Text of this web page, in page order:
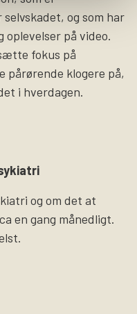
og som har
oplevelser på video.
fokus på
pårørende klogere på,
i hverdagen.
og om det at
en gang månedligt.